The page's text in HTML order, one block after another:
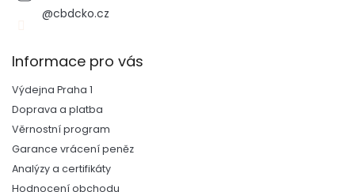
@cbdcko.cz
Informace pro vás
Výdejna Praha 1
Doprava a platba
Věrnostní program
Garance vrácení peněz
Analýzy a certifikáty
Hodnocení obchodu